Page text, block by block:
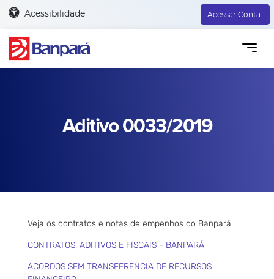
Acessibilidade Acessar Conta
Aditivo 0033/2019
Veja os contratos e notas de empenhos do Banpará
CONTRATOS, ADITIVOS E FISCAIS - BANPARÁ
ACORDOS SEM TRANSFERENCIA DE RECURSOS